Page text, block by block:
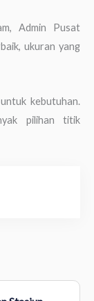
Admin Pusat
ukuran yang
kebutuhan.
pilihan titik